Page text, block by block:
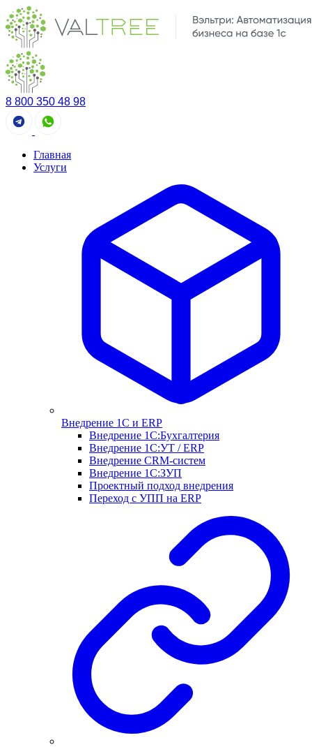
Перейти
к
содержимому
8 800 350 48 98
Главная
Услуги
Внедрение 1С и ERP
Внедрение 1С:Бухгалтерия
Внедрение 1С:УТ / ERP
Внедрение CRM-систем
Внедрение 1С:ЗУП
Проектный подход внедрения
Переход с УПП на ERP